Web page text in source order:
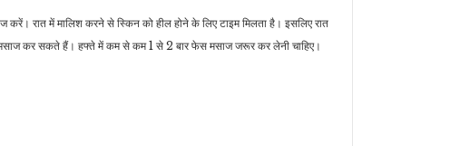
रात में मालिश करने से स्किन को हील होने के लिए टाइम मिलता है। इसलिए रात
कर सकते हैं। हफ्ते में कम से कम 1 से 2 बार फेस मसाज जरूर कर लेनी चाहिए।